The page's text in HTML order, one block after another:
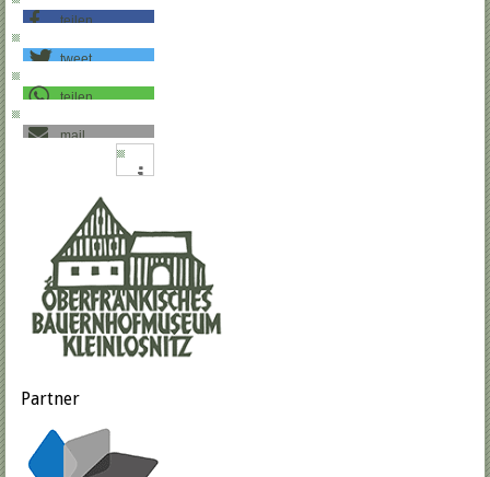
teilen
tweet
teilen
mail
Partner